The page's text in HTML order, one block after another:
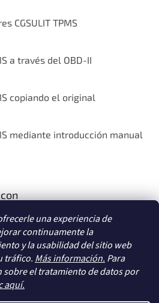
una experiencia de
continuamente la
y la usabilidad del sitio web
tráfico. Más información. Para
el tratamiento de datos por
aquí.
CGSULIT TPMS
a través del OBD-II
copiando el original
mediante introducción manual